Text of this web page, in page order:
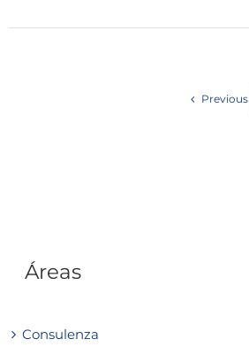
Previous
Áreas
Consulenza